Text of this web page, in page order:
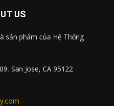
US
sản phẩm của Hệ Thống
San Jose, CA 95122